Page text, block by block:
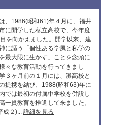
、1986(昭和61)年４月に、福井
に開学した私立高校で、今年度
を向かえました。開学以来、建
に謳う「個性ある学風と私学の
最大限に生かす」ことを念頭に
々な教育活動を行ってきまし
３ヶ月前の１月には、灘高校と
提携を結び、1988(昭和63)年に
では最初の付属中学校を併設し
一貫教育を推進して来ました。
成２)... 詳細を見る